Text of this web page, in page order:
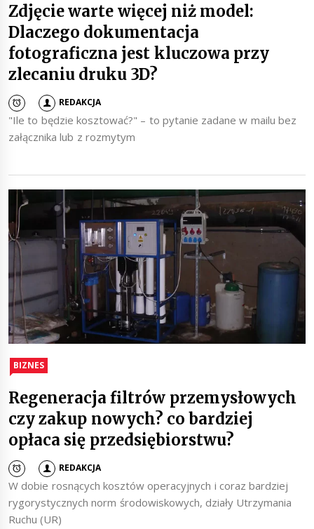
Zdjęcie warte więcej niż model:
Dlaczego dokumentacja
fotograficzna jest kluczowa przy
zlecaniu druku 3D?
REDAKCJA
"Ile to będzie kosztować?" – to pytanie zadane w mailu bez
załącznika lub z rozmytym
BIZNES
Regeneracja filtrów przemysłowych
czy zakup nowych? co bardziej
opłaca się przedsiębiorstwu?
REDAKCJA
W dobie rosnących kosztów operacyjnych i coraz bardziej
rygorystycznych norm środowiskowych, działy Utrzymania
Ruchu (UR)